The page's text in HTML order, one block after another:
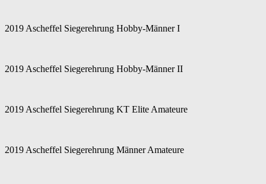
2019 Ascheffel Siegerehrung Hobby-Männer I
2019 Ascheffel Siegerehrung Hobby-Männer II
2019 Ascheffel Siegerehrung KT Elite Amateure
2019 Ascheffel Siegerehrung Männer Amateure